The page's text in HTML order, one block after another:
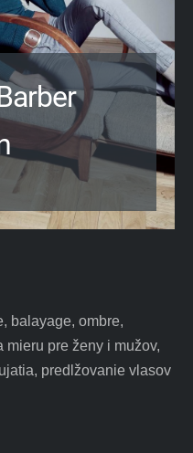
balayage, ombre,
mieru pre ženy i mužov,
predlžovanie vlasov